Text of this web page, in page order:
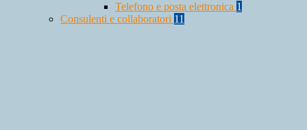
Telefono e posta elettronica 1
Consulenti e collaboratori 11